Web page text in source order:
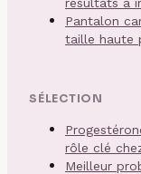
Pantalon
taille haute
SÉLECTION
rôle clé
Meilleur